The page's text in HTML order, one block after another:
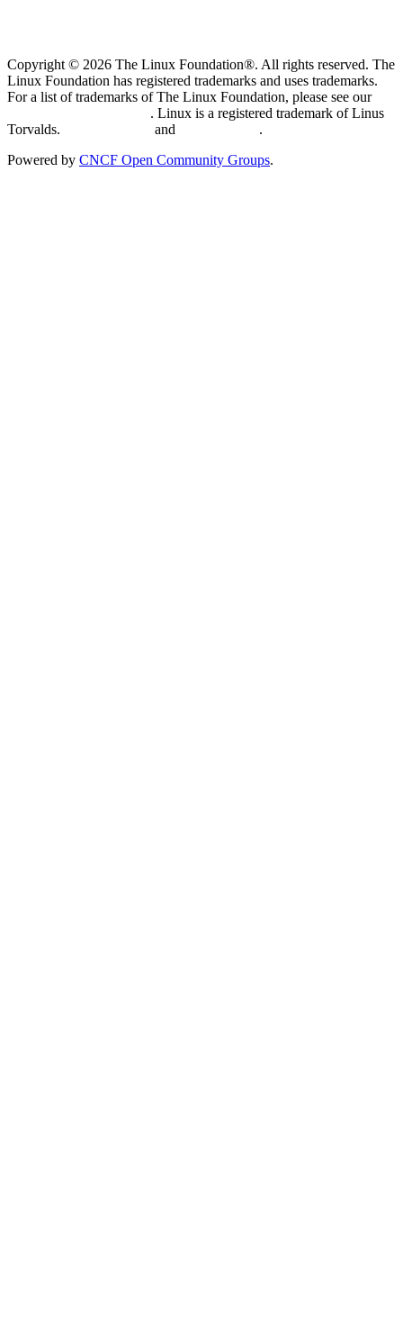
Copyright © 2026 The Linux Foundation®. All rights reserved. The
Linux Foundation has registered trademarks and uses trademarks.
For a list of trademarks of The Linux Foundation, please see our
. Linux is a registered trademark of Linus
Torvalds.
and
.
Powered by CNCF Open Community Groups.